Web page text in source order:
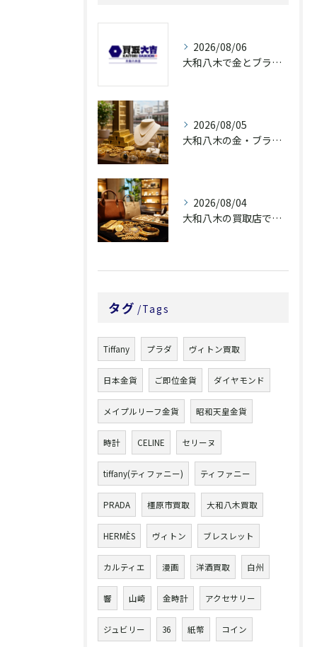
2026/08/06
大和八木で金とブランド品を高価買取へ近づける査定前整理
2026/08/05
大和八木の金・ブランド品買取は査定説明で選ぶ
2026/08/04
大和八木の買取店で金・ブランド品を納得査定へ
タグ Tags
Tiffany プラダ ヴィトン買取
日本金貨 ご即位金貨 ダイヤモンド
メイプルリーフ金貨 昭和天皇金貨
時計 CELINE セリーヌ
tiffany(ティファニー) ティファニー
PRADA 橿原市買取 大和八木買取
HERMÈS ヴィトン ブレスレット
カルティエ 漫画 洋酒買取 白州
響 山崎 金時計 アクセサリー
ジュビリー 36 紙幣 コイン